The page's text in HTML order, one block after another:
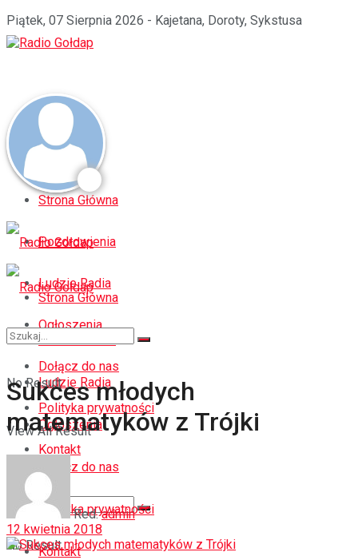
Piątek, 07 Sierpnia 2026 - Kajetana, Doroty, Sykstusa
Strona Główna
Pozdrowienia
Ludzie Radia
Ogłoszenia
Dołącz do nas
Polityka prywatności
Kontakt
No Result
Strona Główna
Pozdrowienia
Ludzie Radia
Ogłoszenia
Dołącz do nas
Polityka prywatności
Kontakt
No Result
View All Result
Sukces młodych
matematyków z Trójki
Red. admin
12 kwietnia 2018